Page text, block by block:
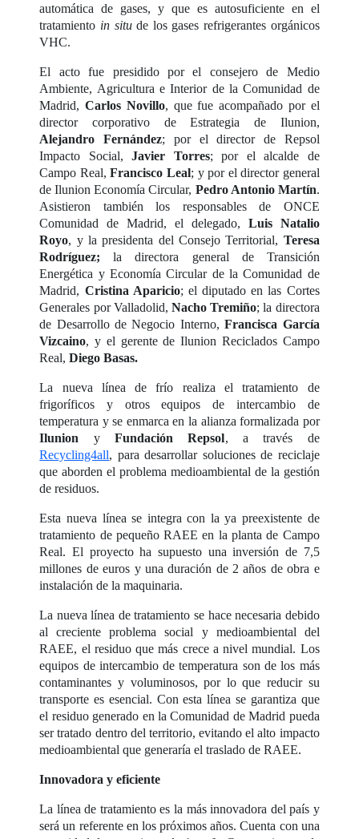
automática de gases, y que es autosuficiente en el
tratamiento in situde los gases refrigerantes orgánicos
VHC.
El acto fue presidido por el consejero de Medio
Ambiente, Agricultura e Interior de la Comunidad de
Madrid,Carlos Novillo, que fue acompañado por el
director corporativo de Estrategia de Ilunion,
Alejandro Fernández; por el director de Repsol
Impacto Social,Javier Torres; por el alcalde de
Campo Real,Francisco Leal; y por el director general
de Ilunion Economía Circular, Pedro Antonio Martín.
Asistieron también los responsables de ONCE
Comunidad de Madrid, el delegado, Luis Natalio
Royo, y la presidenta del Consejo Territorial, Teresa
Rodríguez;la directora general de Transición
Energética y Economía Circular de la Comunidad de
Madrid, Cristina Aparicio; el diputado en las Cortes
Generales por Valladolid, Nacho Tremiño; la directora
de Desarrollo de Negocio Interno, Francisca García
Vizcaino, y el gerente de Ilunion Reciclados Campo
Real, Diego Basas.
La nueva línea de frío realiza el tratamiento de
frigoríficos y otros equipos de intercambio de
temperatura y se enmarca en la alianza formalizada por
Ilunion yFundación Repsol, a través de
Recycling4all, para desarrollar soluciones de reciclaje
que aborden el problema medioambiental de la gestión
de residuos.
Esta nueva línea se integra con la ya preexistente de
tratamiento de pequeño RAEE en la planta de Campo
Real. El proyecto ha supuesto una inversión de 7,5
millones de euros y una duración de 2 años de obra e
instalación de la maquinaria.
La nueva línea de tratamiento se hace necesaria debido
al creciente problema social y medioambiental del
RAEE, el residuo que más crece a nivel mundial. Los
equipos de intercambio de temperatura son de los más
contaminantes y voluminosos, por lo que reducir su
transporte es esencial. Con esta línea se garantiza que
el residuo generado en la Comunidad de Madrid pueda
ser tratado dentro del territorio, evitando el alto impacto
medioambiental que generaría el traslado de RAEE.
Innovadora y eficiente
La línea de tratamiento es la más innovadora del país y
será un referente en los próximos años. Cuenta con una